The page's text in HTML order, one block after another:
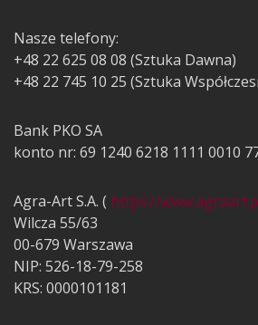
Nasze telefony:
+48 22 625 08 08 (Sztuka Dawna)
+48 22 745 10 25 (Sztuka
Bank PKO SA
konto nr: 69 1240 6218 1111 0010
Agra-Art S.A. ( https://
Wilcza 55/63
00-679 Warszawa
NIP: 526-18-79-258
KRS: 0000101181